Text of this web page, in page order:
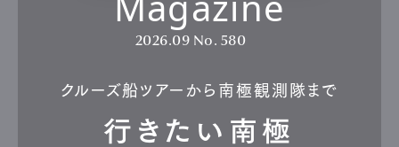
2026.09 No. 580
クルーズ船ツアーから南極観測隊まで
行きたい南極